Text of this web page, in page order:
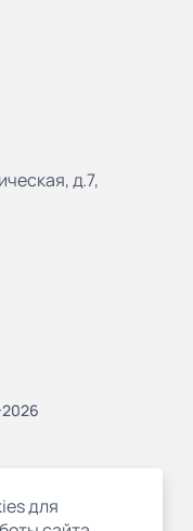
д.7,
для